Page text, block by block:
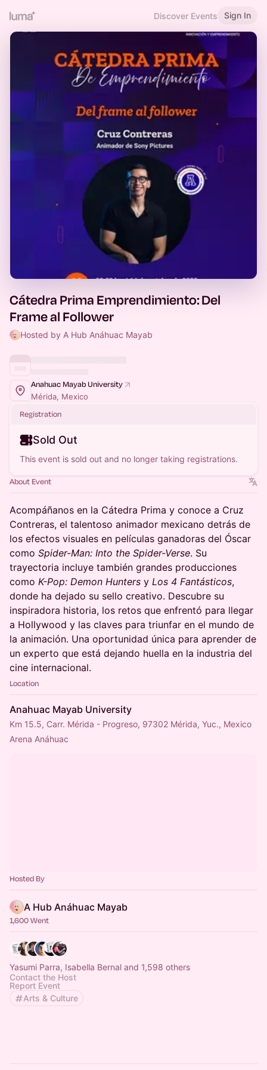
Discover Events Sign In
Cátedra Prima Emprendimiento: Del
Frame al Follower
Hosted by A Hub Anáhuac Mayab
Anahuac Mayab University
Mérida, Mexico
Registration
Sold Out
This event is sold out and no longer taking registrations.
About Event
Acompáñanos en la Cátedra Prima y conoce a Cruz
Contreras, el talentoso animador mexicano detrás de
los efectos visuales en películas ganadoras del Óscar
como Spider-Man: Into the Spider-Verse. Su
trayectoria incluye también grandes producciones
como K-Pop: Demon Hunters y Los 4 Fantásticos,
donde ha dejado su sello creativo. Descubre su
inspiradora historia, los retos que enfrentó para llegar
a Hollywood y las claves para triunfar en el mundo de
la animación. Una oportunidad única para aprender de
un experto que está dejando huella en la industria del
cine internacional.
Location
Anahuac Mayab University
Km 15.5, Carr. Mérida - Progreso, 97302 Mérida, Yuc., Mexico
Arena Anáhuac
Hosted By
A Hub Anáhuac Mayab
1,600 Went
Yasumi Parra, Isabella Bernal and 1,598 others
Contact the Host
Report Event
Arts & Culture